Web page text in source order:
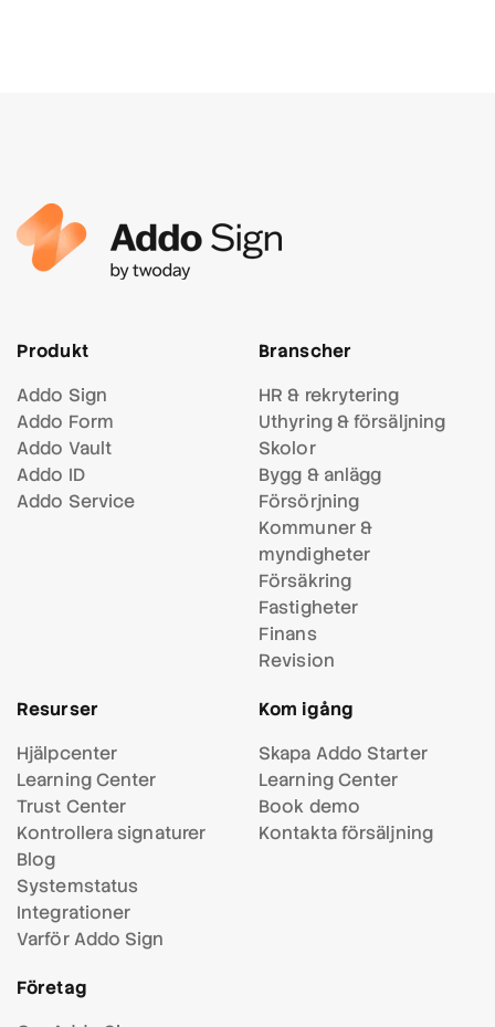
Produkt
Addo Sign
Addo Form
Addo Vault
Addo ID
Addo Service
Branscher
HR & rekrytering
Uthyring & försäljning
Skolor
Bygg & anlägg
Försörjning
Kommuner &
myndigheter
Försäkring
Fastigheter
Finans
Revision
Resurser
Hjälpcenter
Learning Center
Trust Center
Kontrollera signaturer
Blog
Systemstatus
Integrationer
Varför Addo Sign
Kom igång
Skapa Addo Starter
Learning Center
Book demo
Kontakta försäljning
Företag